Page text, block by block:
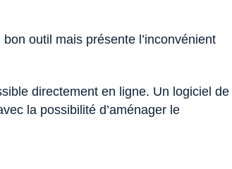
outil mais présente l’inconvénient
directement en ligne. Un logiciel de
la possibilité d’aménager le